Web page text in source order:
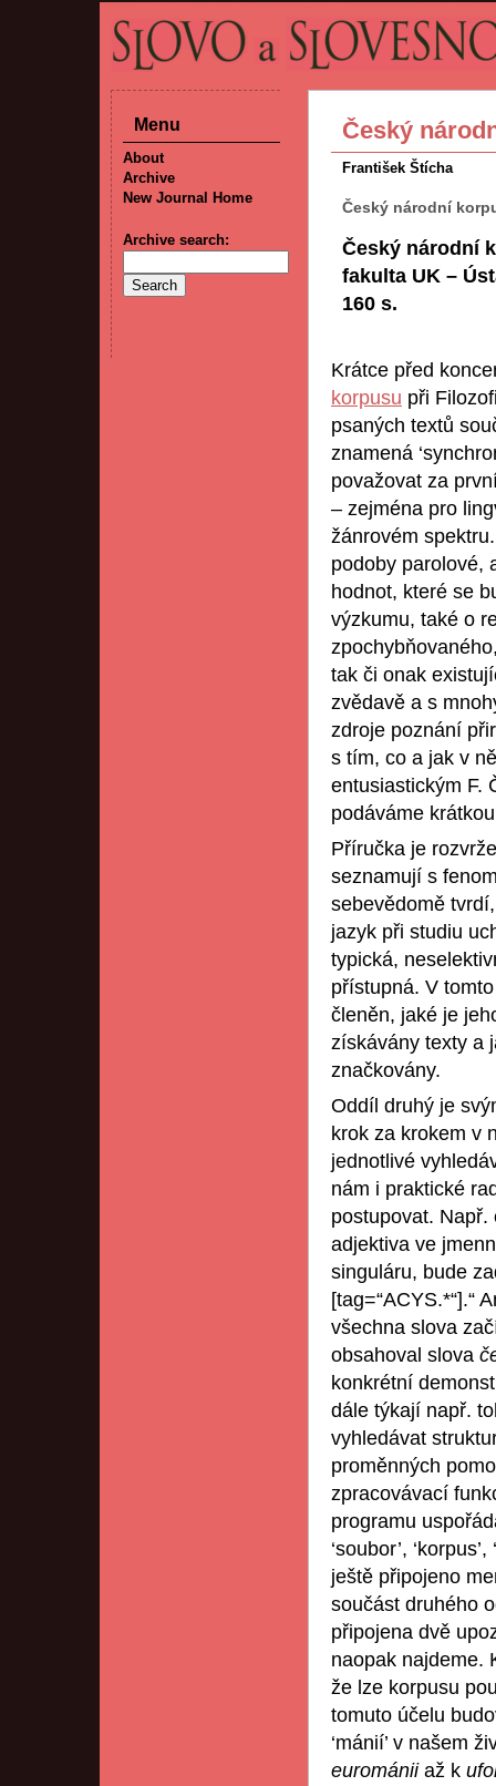
Český
František Štícha
Český národní
Český národní
fakulta UK –
160 s.
Krátce před
korpusu při
psaných textů
znamená
považovat za
– zejména pro
žánrovém
podoby parolové,
hodnot, které se
výzkumu, také o
tak či onak
zvědavě a s
zdroje poznání
s tím, co a jak v
entusiastickým F.
podáváme
Příručka je
seznamují s
sebevědomě
jazyk při studiu
typická,
přístupná. V
členěn, jaké je
získávány texty a
značkovány.
Oddíl druhý je
krok za krokem v
jednotlivé
nám i praktické
postupovat. Např.
adjektiva ve
singuláru, bude
[tag=“ACYS.*“].“
všechna slova
obsahoval slova
konkrétní
dále týkají např.
vyhledávat
proměnných
zpracovávací
programu
‘soubor’,
ještě připojeno
součást druhého
připojena dvě
naopak najdeme.
že lze korpusu
tomuto účelu
‘mánií’ v našem
eurománii až k
Menu
About
Archive
New Journal Home
Archive search: